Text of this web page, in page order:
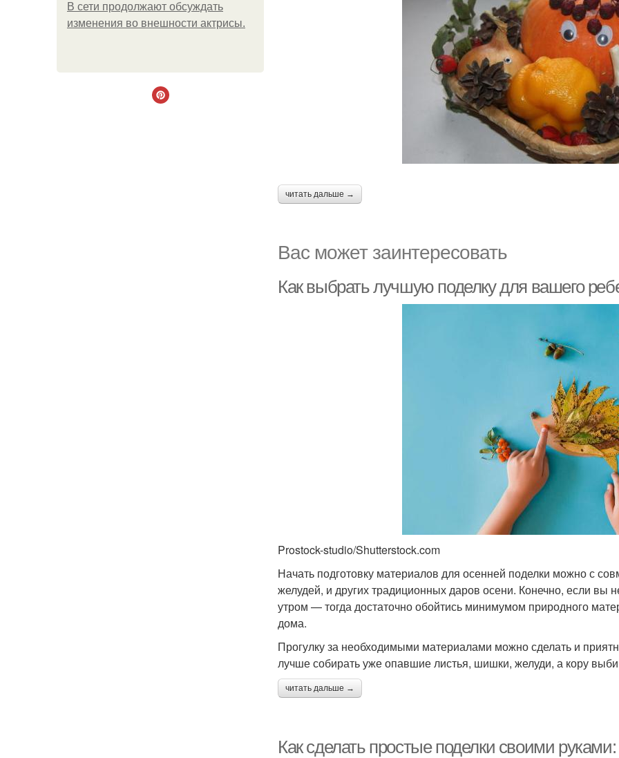
В сети продолжают обсуждать
изменения во внешности актрисы.
читать дальше →
Вас может заинтересовать
Как выбрать лучшую поделку для вашего
Prostock-studio/Shutterstock.com
Начать подготовку материалов для осенней поделки можно с
желудей, и других традиционных даров осени. Конечно, если вы
утром — тогда достаточно обойтись минимумом природного
дома.
Прогулку за необходимыми материалами можно сделать и
лучше собирать уже опавшие листья, шишки, желуди, а кору
читать дальше →
Как сделать простые поделки своими